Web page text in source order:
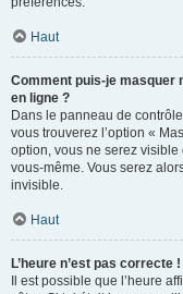
Haut
Comment puis-je masquer
en ligne ?
Dans le panneau de
vous trouverez l’option «
option, vous ne serez
vous-même. Vous serez
invisible.
Haut
L’heure n’est pas correcte !
Il est possible que l’heure